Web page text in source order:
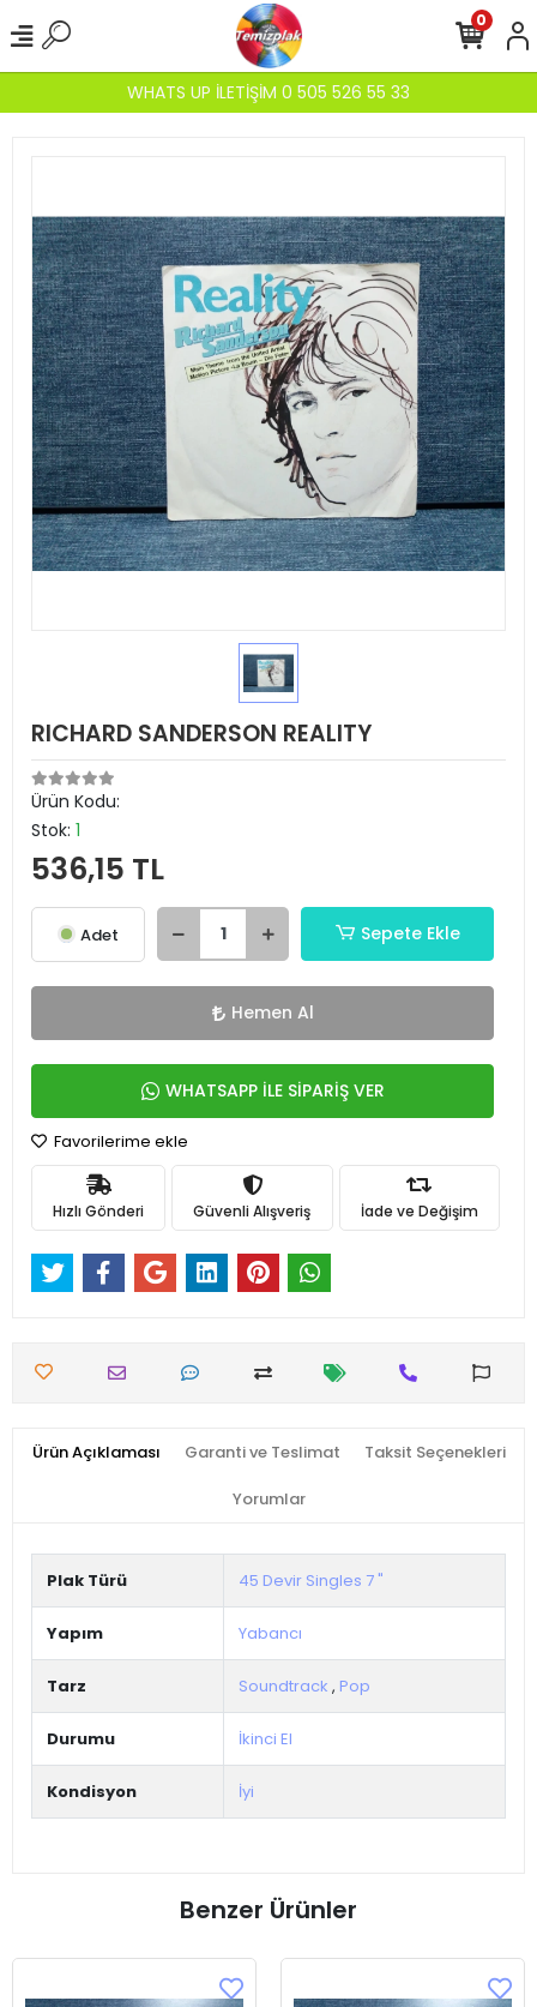
WHATS UP İLETİŞİM 0 505 526 55 33
0
RICHARD SANDERSON REALITY
Ürün Kodu:
Stok: 1
536,15 TL
Adet Sepete Ekle
Hemen Al
WHATSAPP İLE SİPARİŞ VER
Favorilerime ekle
Hızlı Gönderi Güvenli Alışveriş İade ve Değişim
Ürün Açıklaması Garanti ve Teslimat Taksit Seçenekleri
Yorumlar
Plak Türü 45 Devir Singles 7 "
Yapım Yabancı
Tarz Soundtrack , Pop
Durumu İkinci El
Kondisyon İyi
Benzer Ürünler